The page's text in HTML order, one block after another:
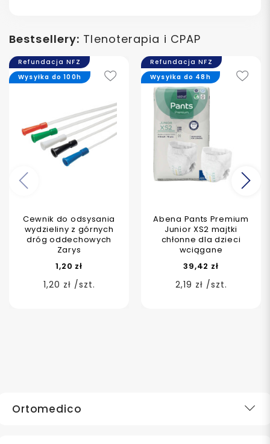
Bestsellery: Tlenoterapia i CPAP
Refundacja NFZ
Cewnik do odsysania
wydzieliny z górnych
dróg oddechowych
Zarys
1,20 zł
1,20 zł /szt.
Wysyłka do 100h
Refundacja NFZ
Abena Pants Premium
Junior XS2 majtki
chłonne dla dzieci
wciągane
39,42 zł
2,19 zł /szt.
Wysyłka do 48h
Poprzedni
Ortomedico